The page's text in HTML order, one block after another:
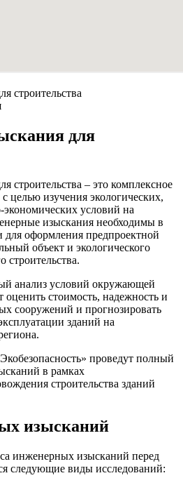
строительства
для
строительства – это комплексное
целью изучения экологических,
условий на
изыскания необходимы в
оформления предпроектной
объект и экологического
строительства.
анализ условий окружающей
стоимость, надежность и
сооружений и прогнозировать
зданий на
проведут полный
в рамках
строительства зданий
изысканий
инженерных изысканий перед
следующие виды исследований: